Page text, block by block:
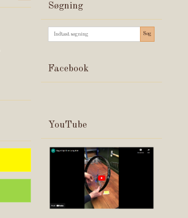
Søgning
Søg
Facebook
YouTube